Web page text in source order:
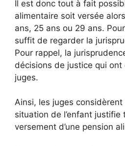
Il est donc tout à fait
alimentaire soit versée
ans, 25 ans ou 29 ans.
suffit de regarder la
Pour rappel, la
décisions de justice qui
juges.
Ainsi, les juges
situation de l’enfant justifie
versement d’une pension